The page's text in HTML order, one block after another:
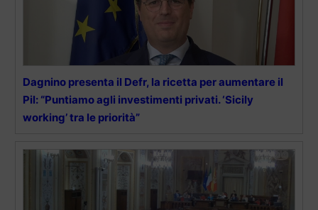
Dagnino presenta il Defr, la ricetta per aumentare il
Pil: “Puntiamo agli investimenti privati. ‘Sicily
working’ tra le priorità”